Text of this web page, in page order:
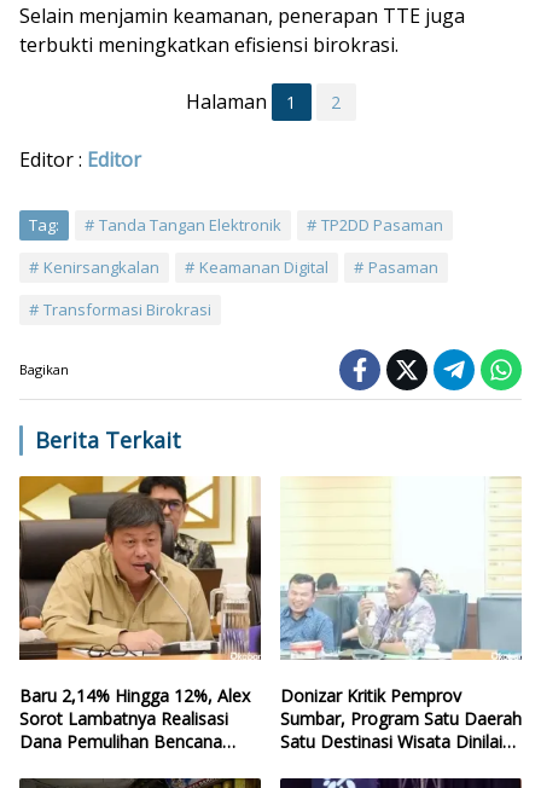
Selain menjamin keamanan, penerapan TTE juga
terbukti meningkatkan efisiensi birokrasi.
Halaman 1 2
Editor : Editor
Tag: Tanda Tangan Elektronik
TP2DD Pasaman
Kenirsangkalan
Keamanan Digital
Pasaman
Transformasi Birokrasi
Bagikan
Berita Terkait
Baru 2,14% Hingga 12%, Alex
Sorot Lambatnya Realisasi
Dana Pemulihan Bencana
Donizar Kritik Pemprov
Sumbar, Program Satu Daerah
Satu Destinasi Wisata Dinilai